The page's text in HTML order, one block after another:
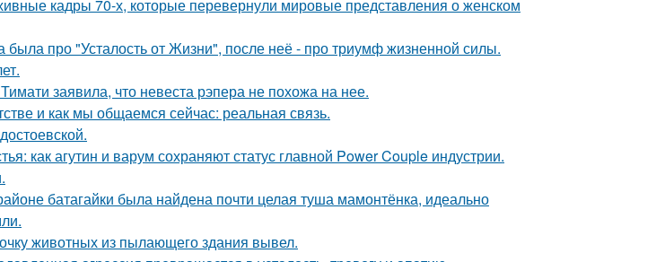
кадры 70-х, которые перевернули мировые представления о женском
про "Усталость от Жизни", после неё - про триумф жизненной силы.
заявила, что невеста рэпера не похожа на нее.
и как мы общаемся сейчас: реальная связь.
как агутин и варум сохраняют статус главной Power Couple индустрии.
батагайки была найдена почти целая туша мамонтёнка, идеально
животных из пылающего здания вывел.